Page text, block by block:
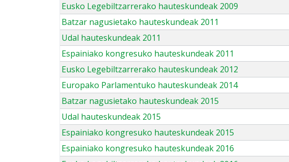
Eusko Legebiltzarrerako hauteskundeak 2009
Batzar nagusietako hauteskundeak 2011
Udal hauteskundeak 2011
Espainiako kongresuko hauteskundeak 2011
Eusko Legebiltzarrerako hauteskundeak 2012
Europako Parlamentuko hauteskundeak 2014
Batzar nagusietako hauteskundeak 2015
Udal hauteskundeak 2015
Espainiako kongresuko hauteskundeak 2015
Espainiako kongresuko hauteskundeak 2016